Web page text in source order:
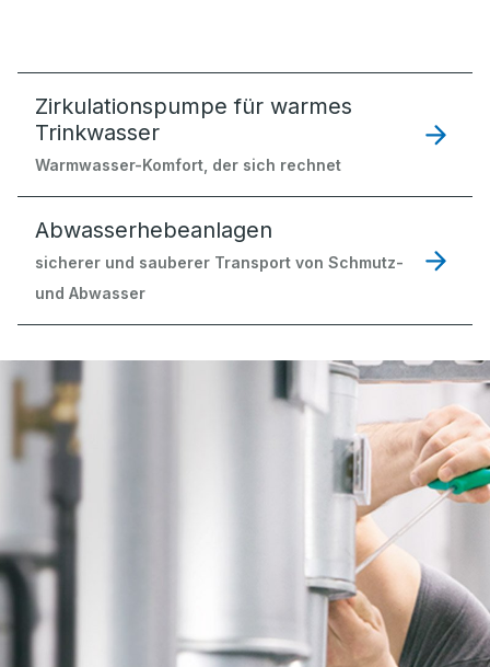
Zirkulationspumpe für warmes
Trinkwasser
Warmwasser-Komfort, der sich rechnet
Abwasserhebeanlagen
sicherer und sauberer Transport von Schmutz-
und Abwasser